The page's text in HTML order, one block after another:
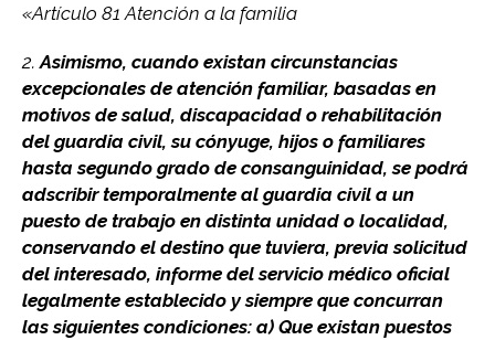
«Artículo 81 Atención a la familia
2.Asimismo, cuando existan circunstancias
excepcionales de atención familiar, basadas en
motivos de salud, discapacidad o rehabilitación
del guardia civil, su cónyuge, hijos o familiares
hasta segundo grado de consanguinidad, se podrá
adscribir temporalmente al guardia civil a un
puesto de trabajo en distinta unidad o localidad,
conservando el destino que tuviera, previa solicitud
del interesado, informe del servicio médico oficial
legalmente establecido y siempre que concurran
las siguientes condiciones: a) Que existan puestos